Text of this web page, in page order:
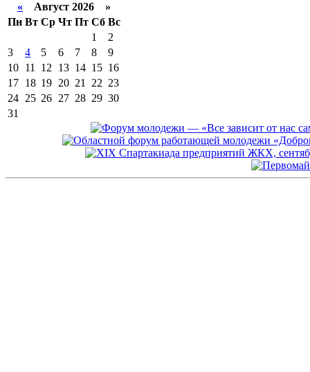
« Август 2026 »
Пн Вт Ср Чт Пт Сб Вс
1
2
3
4 5 6 7 8
9
10 11 12 13 14 15 16
17 18 19 20 21 22 23
24 25 26 27 28 29 30
31